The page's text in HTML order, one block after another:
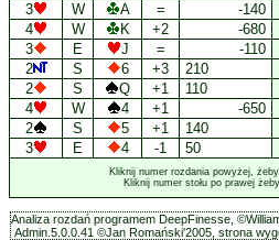
3
W A = -140
4
W K +2 -680
3
E J = -110
2
S 6 +3 210
2
S Q +1 110
4
W 4 +1 -650
2
S 5 +1 140
3
E 4 -1 50
Kliknij numer rozdania powyżej,
Kliknij numer stołu po prawej
Analiza rozdań programem DeepFinesse,
Admin.5.0.0.41 ©Jan Romański'2005, strona